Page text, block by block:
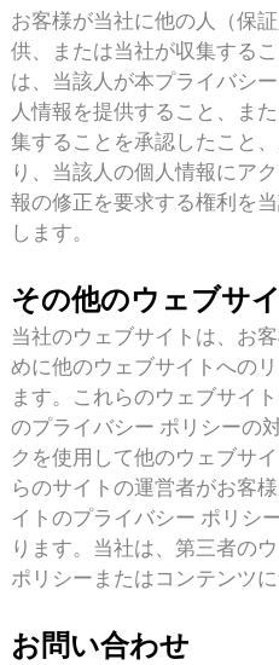
お客様が当社に他の人（保
供、または当社が収集する
は、当該人が本プライバシ
人情報を提供すること、ま
集することを承認したこと
り、当該人の個人情報にア
報の修正を要求する権利を
します。
その他のウェブサ
当社のウェブサイトは、お
めに他のウェブサイトへの
ます。これらのウェブサイ
のプライバシー ポリシーの
クを使用して他のウェブサ
らのサイトの運営者がお客
イトのプライバシー ポリシ
ります。当社は、第三者の
ポリシーまたはコンテンツ
お問い合わせ